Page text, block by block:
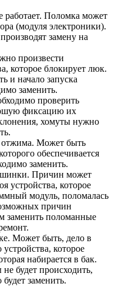
Поломка может
(модуля электроники).
замену на
произвести
которое блокирует люк.
и начало запуска
заменить.
проверить
фиксацию их
хомуты нужно
отжима. Может быть
обеспечивается
заменить.
Причин может
устройства, которое
модуль, поломалась
причин
заменить поломанные
Может быть, дело в
которое
набирается в бак.
будет происходить,
заменить.